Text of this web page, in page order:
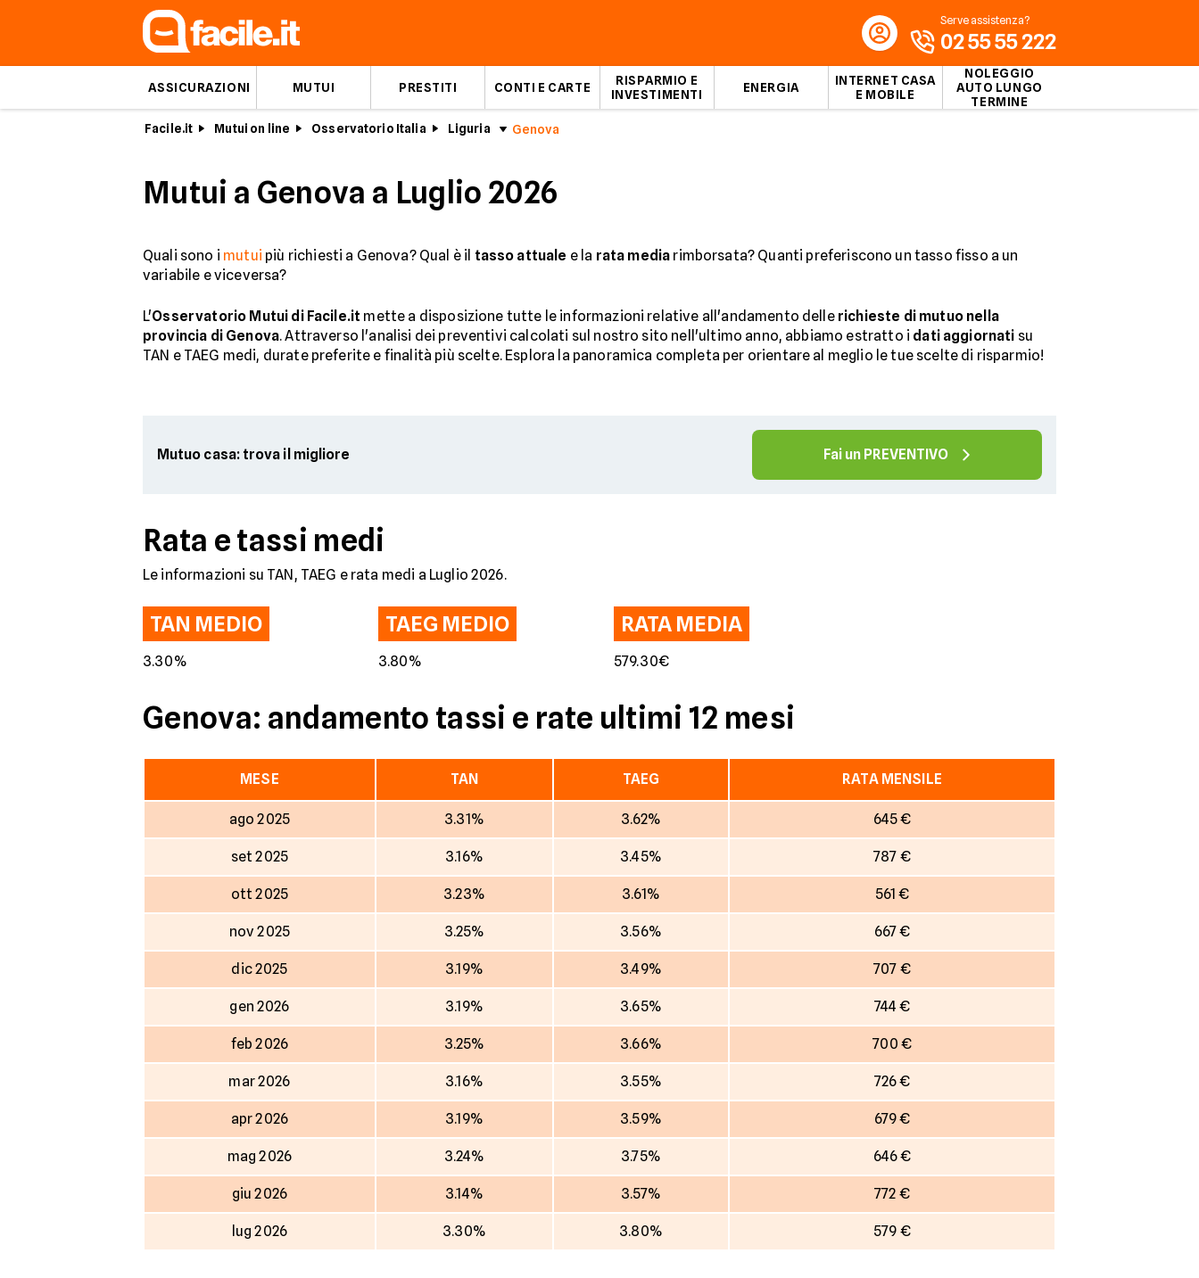
ASSICURAZIONI MUTUI PRESTITI CONTI E CARTE
RISPARMIO E
INVESTIMENTI
ENERGIA
INTERNET CASA
E MOBILE
NOLEGGIO
AUTO LUNGO
TERMINE
Serve assistenza?
02 55 55 222
Facile.it Mutui on line Osservatorio Italia Liguria Genova
Mutui a Genova a Luglio 2026
Quali sono i mutui più richiesti a Genova? Qual è il tasso attuale e la rata media rimborsata? Quanti preferiscono un tasso fisso a un
variabile e viceversa?
L'Osservatorio Mutui di Facile.it mette a disposizione tutte le informazioni relative all'andamento delle richieste di mutuo nella
provincia di Genova. Attraverso l'analisi dei preventivi calcolati sul nostro sito nell'ultimo anno, abbiamo estratto i dati aggiornati su
TAN e TAEG medi, durate preferite e finalità più scelte. Esplora la panoramica completa per orientare al meglio le tue scelte di risparmio!
Mutuo casa: trova il migliore Fai un PREVENTIVO
Rata e tassi medi
Le informazioni su TAN, TAEG e rata medi a Luglio 2026.
TAN MEDIO
3.30%
TAEG MEDIO
3.80%
RATA MEDIA
579.30€
Genova: andamento tassi e rate ultimi 12 mesi
MESE TAN TAEG RATA MENSILE
ago 2025 3.31% 3.62% 645 €
set 2025 3.16% 3.45% 787 €
ott 2025 3.23% 3.61% 561 €
nov 2025 3.25% 3.56% 667 €
dic 2025 3.19% 3.49% 707 €
gen 2026 3.19% 3.65% 744 €
feb 2026 3.25% 3.66% 700 €
mar 2026 3.16% 3.55% 726 €
apr 2026 3.19% 3.59% 679 €
mag 2026 3.24% 3.75% 646 €
giu 2026 3.14% 3.57% 772 €
lug 2026 3.30% 3.80% 579 €